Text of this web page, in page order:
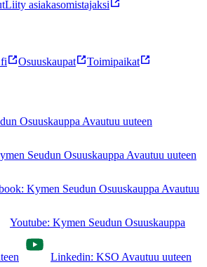
Liity asiakasomistajaksi
Osuuskaupat Toimipaikat
Osuuskauppa Avautuu uuteen
Seudun Osuuskauppa Avautuu uuteen
Kymen Seudun Osuuskauppa Avautuu
Youtube: Kymen Seudun Osuuskauppa
Linkedin: KSO Avautuu uuteen